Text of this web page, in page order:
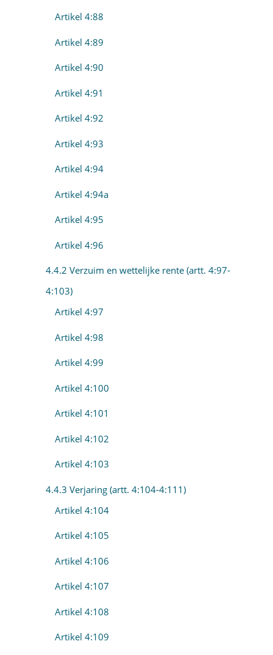
Artikel 4:88
Artikel 4:89
Artikel 4:90
Artikel 4:91
Artikel 4:92
Artikel 4:93
Artikel 4:94
Artikel 4:94a
Artikel 4:95
Artikel 4:96
4.4.2 Verzuim en wettelijke rente (artt. 4:97-
4:103)
Artikel 4:97
Artikel 4:98
Artikel 4:99
Artikel 4:100
Artikel 4:101
Artikel 4:102
Artikel 4:103
4.4.3 Verjaring (artt. 4:104-4:111)
Artikel 4:104
Artikel 4:105
Artikel 4:106
Artikel 4:107
Artikel 4:108
Artikel 4:109